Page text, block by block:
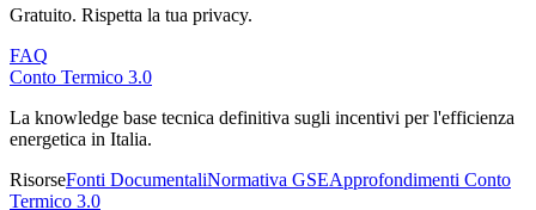
Gratuito. Rispetta la tua privacy.
FAQ
Conto Termico 3.0
La knowledge base tecnica definitiva sugli incentivi per l'efficienza
energetica in Italia.
RisorseFonti DocumentaliNormativa GSEApprofondimenti Conto
Termico 3.0